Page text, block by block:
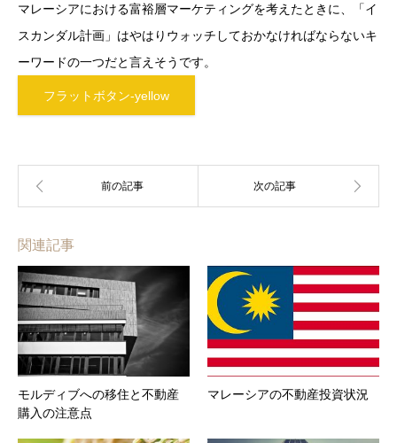
マレーシアにおける富裕層マーケティングを考えたときに、「イ
スカンダル計画」はやはりウォッチしておかなければならないキ
ーワードの一つだと言えそうです。
フラットボタン-yellow
関連記事
モルディブへの移住と不動産
購入の注意点
マレーシアの不動産投資状況